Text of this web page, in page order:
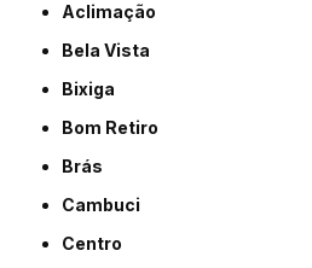
Aclimação
Bela Vista
Bixiga
Bom Retiro
Brás
Cambuci
Centro